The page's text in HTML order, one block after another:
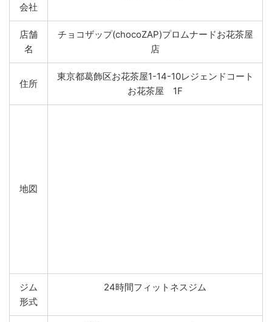
会社
店舗
名
チョコザップ(chocoZAP)プロムナードお花茶屋
店
住所
東京都葛飾区お花茶屋1-14-10レジェンドコート
お花茶屋 1F
地図
ジム
形式
24時間フィットネスジム